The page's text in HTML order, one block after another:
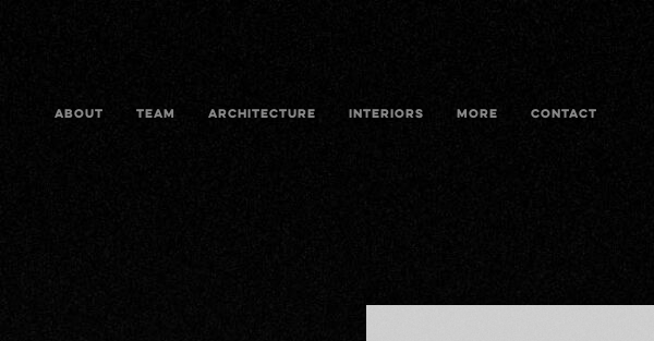
ABOUT TEAM ARCHITECTURE INTERIORS MORE CONTACT